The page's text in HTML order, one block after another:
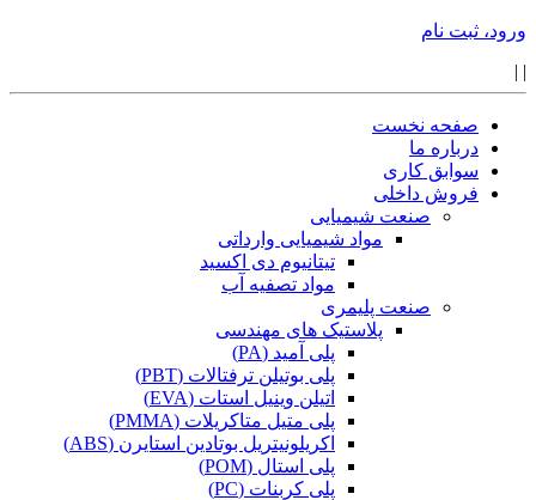
ورود، ثبت نام
|
|
صفحه نخست
درباره ما
سوابق کاری
فروش داخلی
صنعت شیمیایی
مواد شیمیایی وارداتی
تیتانیوم دی اکسید
مواد تصفیه آب
صنعت پلیمری
پلاستیک های مهندسی
پلی آمید (PA)
پلی بوتیلن ترفتالات (PBT)
اتیلن وینیل استات (EVA)
پلی متیل متاکریلات (PMMA)
اکریلونیتریل بوتادین استایرن (ABS)
پلی استال (POM)
پلی کربنات (PC)